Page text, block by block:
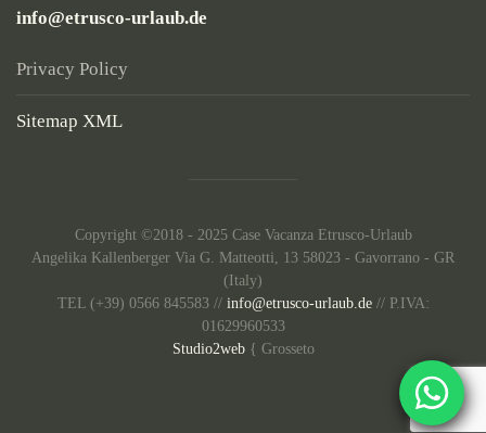
info@etrusco-urlaub.de
Privacy Policy
Sitemap XML
Copyright ©2018 - 2025 Case Vacanza Etrusco-Urlaub
Angelika Kallenberger Via G. Matteotti, 13 58023 - Gavorrano - GR
(Italy)
TEL (+39) 0566 845583 // info@etrusco-urlaub.de// P.IVA:
01629960533
Studio2web{ Grosseto